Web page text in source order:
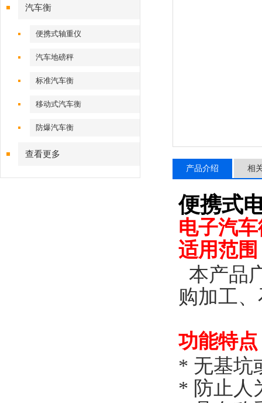
汽车衡
便携式轴重仪
汽车地磅秤
标准汽车衡
移动式汽车衡
防爆汽车衡
查看更多
产品介绍 相
便携式
电子汽
适用范围
本产品
购加工
功能特点
* 无基坑
* 防止人